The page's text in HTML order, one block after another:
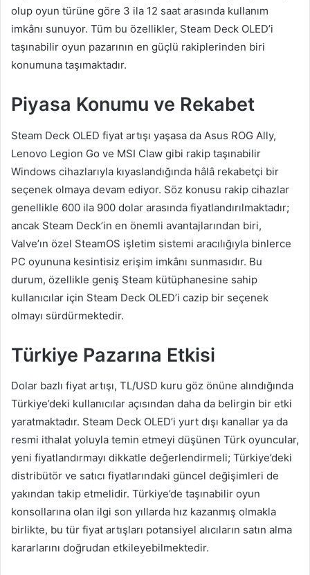
olup oyun türüne göre 3 ila 12 saat arasında kullanım
imkânı sunuyor. Tüm bu özellikler, Steam Deck OLED’i
taşınabilir oyun pazarının en güçlü rakiplerinden biri
konumuna taşımaktadır.
Piyasa Konumu ve Rekabet
Steam Deck OLED fiyat artışı yaşasa da Asus ROG Ally,
Lenovo Legion Go ve MSI Claw gibi rakip taşınabilir
Windows cihazlarıyla kıyaslandığında hâlâ rekabetçi bir
seçenek olmaya devam ediyor. Söz konusu rakip cihazlar
genellikle 600 ila 900 dolar arasında fiyatlandırılmaktadır;
ancak Steam Deck’in en önemli avantajlarından biri,
Valve’ın özel SteamOS işletim sistemi aracılığıyla binlerce
PC oyununa kesintisiz erişim imkânı sunmasıdır. Bu
durum, özellikle geniş Steam kütüphanesine sahip
kullanıcılar için Steam Deck OLED’i cazip bir seçenek
olmayı sürdürmektedir.
Türkiye Pazarına Etkisi
Dolar bazlı fiyat artışı, TL/USD kuru göz önüne alındığında
Türkiye’deki kullanıcılar açısından daha da belirgin bir etki
yaratmaktadır. Steam Deck OLED’i yurt dışı kanallar ya da
resmi ithalat yoluyla temin etmeyi düşünen Türk oyuncular,
yeni fiyatlandırmayı dikkatle değerlendirmeli; Türkiye’deki
distribütör ve satıcı fiyatlarındaki güncel değişimleri de
yakından takip etmelidir. Türkiye’de taşınabilir oyun
konsollarına olan ilgi son yıllarda hız kazanmış olmakla
birlikte, bu tür fiyat artışları potansiyel alıcıların satın alma
kararlarını doğrudan etkileyebilmektedir.